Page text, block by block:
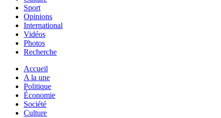
Sport
Opinions
International
Vidéos
Photos
Recherche
Accueil
A la une
Politique
Économie
Société
Culture